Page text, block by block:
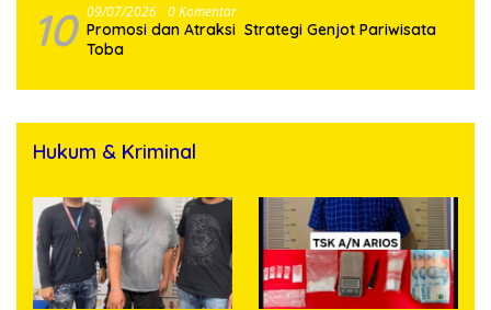
10 09/07/2026 0 Komentar
Promosi dan Atraksi Strategi Genjot Pariwisata
Toba
Hukum & Kriminal